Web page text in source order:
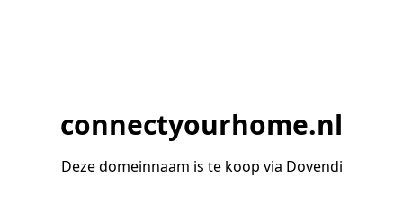
connectyourhome.nl
Deze domeinnaam is te koop via Dovendi